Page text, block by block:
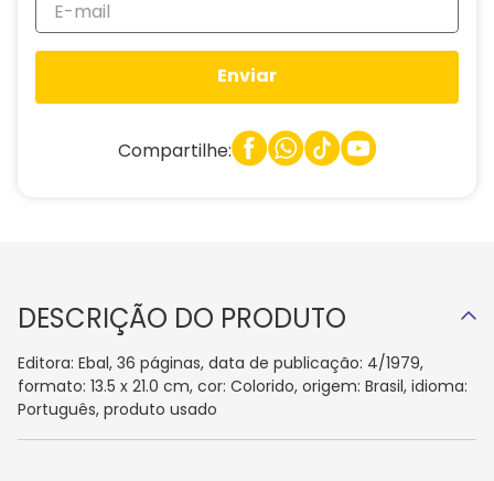
Enviar
Compartilhe:
DESCRIÇÃO DO PRODUTO
Editora: Ebal, 36 páginas, data de publicação: 4/1979,
formato: 13.5 x 21.0 cm, cor: Colorido, origem: Brasil, idioma:
Português, produto usado